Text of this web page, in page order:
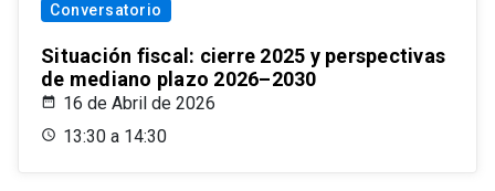
Conversatorio
Situación fiscal: cierre 2025 y perspectivas
de mediano plazo 2026–2030
16 de Abril de 2026
13:30 a 14:30